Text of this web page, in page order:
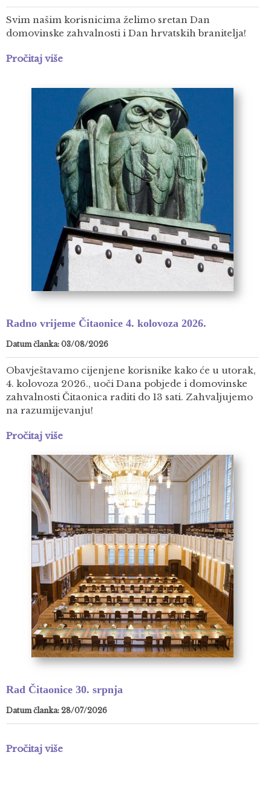
Svim našim korisnicima želimo sretan Dan
domovinske zahvalnosti i Dan hrvatskih branitelja!
Pročitaj više
Radno vrijeme Čitaonice 4. kolovoza 2026.
Datum članka: 03/08/2026
Obavještavamo cijenjene korisnike kako će u utorak,
4. kolovoza 2026., uoči Dana pobjede i domovinske
zahvalnosti Čitaonica raditi do 13 sati. Zahvaljujemo
na razumijevanju!
Pročitaj više
Rad Čitaonice 30. srpnja
Datum članka: 28/07/2026
Pročitaj više